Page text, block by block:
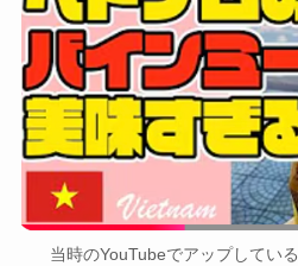
当時のYouTubeでアップしている